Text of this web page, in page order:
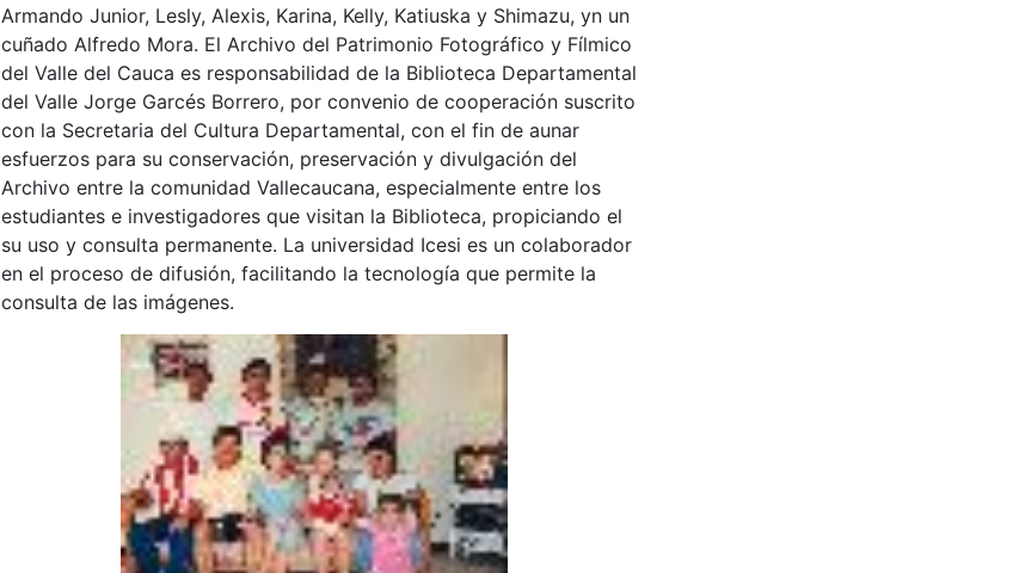
Armando Junior, Lesly, Alexis, Karina, Kelly, Katiuska y Shimazu, yn un
cuñado Alfredo Mora. El Archivo del Patrimonio Fotográfico y Fílmico
del Valle del Cauca es responsabilidad de la Biblioteca Departamental
del Valle Jorge Garcés Borrero, por convenio de cooperación suscrito
con la Secretaria del Cultura Departamental, con el fin de aunar
esfuerzos para su conservación, preservación y divulgación del
Archivo entre la comunidad Vallecaucana, especialmente entre los
estudiantes e investigadores que visitan la Biblioteca, propiciando el
su uso y consulta permanente. La universidad Icesi es un colaborador
en el proceso de difusión, facilitando la tecnología que permite la
consulta de las imágenes.